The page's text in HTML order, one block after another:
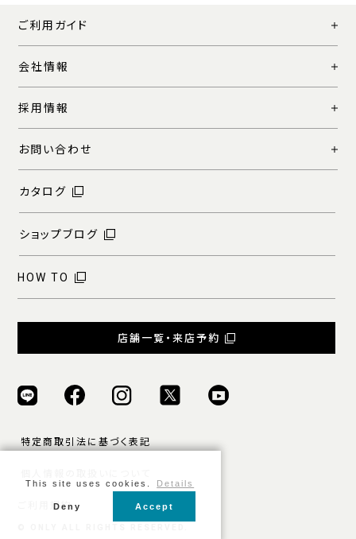
ご利用ガイド
会社情報
採用情報
お問い合わせ
カタログ
ショップブログ
HOW TO
店舗一覧・来店予約
特定商取引法に基づく表記
ご利用規約
This site uses cookies. Details
Deny Accept